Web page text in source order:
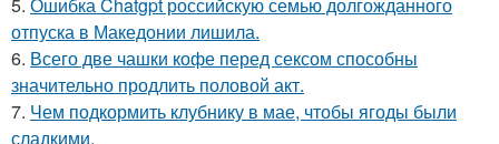
отпуска в Македонии лишила.
6. Всего две чашки кофе перед сексом способны
значительно продлить половой акт.
7. Чем подкормить клубнику в мае, чтобы ягоды были
сладкими.